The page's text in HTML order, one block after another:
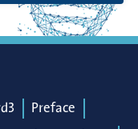
Preface